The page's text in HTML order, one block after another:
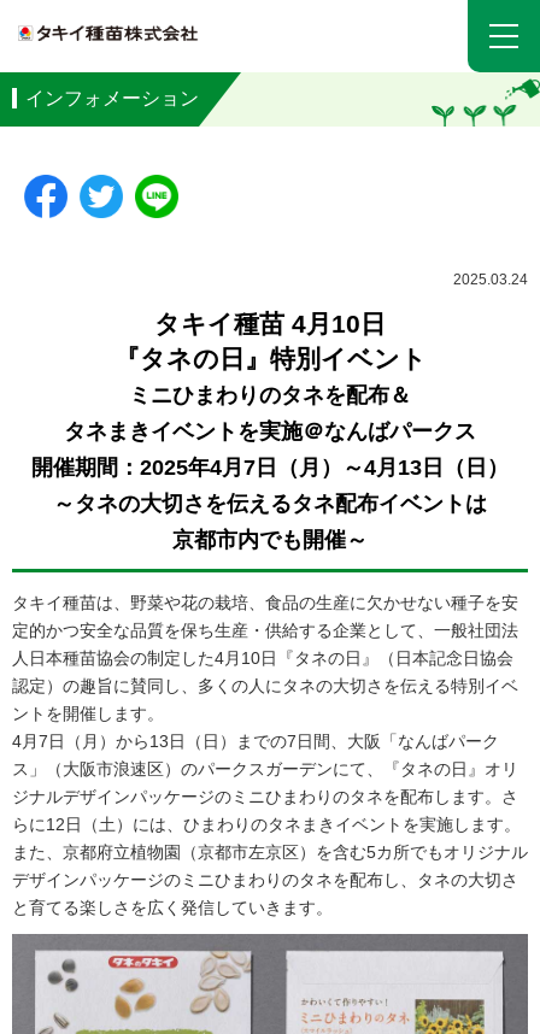
インフォメーション
2025.03.24
タキイ種苗 4月10日
『タネの日』特別イベント
ミニひまわりのタネを配布＆
タネまきイベントを実施＠なんばパークス
開催期間：2025年4月7日（月）
～4月13日（日）
～タネの大切さを伝えるタネ配布イベントは
京都市内でも開催～
タキイ種苗は、野菜や花の栽培、食品の生産に欠かせない種子を安
定的かつ安全な品質を保ち生産・供給する企業として、一般社団法
人日本種苗協会の制定した4月10日『タネの日』（日本記念日協会
認定）の趣旨に賛同し、多くの人にタネの大切さを伝える特別イベ
ントを開催します。
4月7日（月）から13日（日）までの7日間、大阪「なんばパーク
ス」（大阪市浪速区）のパークスガーデンにて、『タネの日』オリ
ジナルデザインパッケージのミニひまわりのタネを配布します。さ
らに12日（土）には、ひまわりのタネまきイベントを実施します。
また、京都府立植物園（京都市左京区）を含む5カ所でもオリジナル
デザインパッケージのミニひまわりのタネを配布し、タネの大切さ
と育てる楽しさを広く発信していきます。